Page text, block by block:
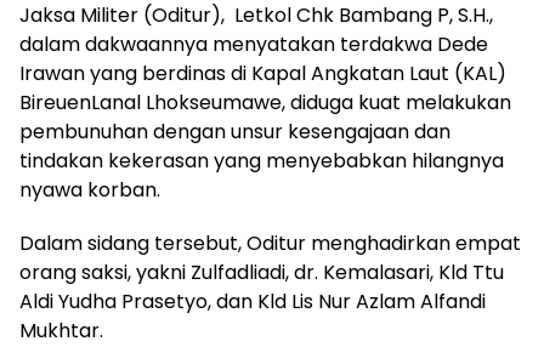
Jaksa Militer (Oditur), Letkol Chk Bambang P, S.H.,
dalam dakwaannya menyatakan terdakwa Dede
Irawan yang berdinas di Kapal Angkatan Laut (KAL)
BireuenLanal Lhokseumawe, diduga kuat melakukan
pembunuhan dengan unsur kesengajaan dan
tindakan kekerasan yang menyebabkan hilangnya
nyawa korban.
Dalam sidang tersebut, Oditur menghadirkan empat
orang saksi, yakni Zulfadliadi, dr. Kemalasari, Kld Ttu
Aldi Yudha Prasetyo, dan Kld Lis Nur Azlam Alfandi
Mukhtar.